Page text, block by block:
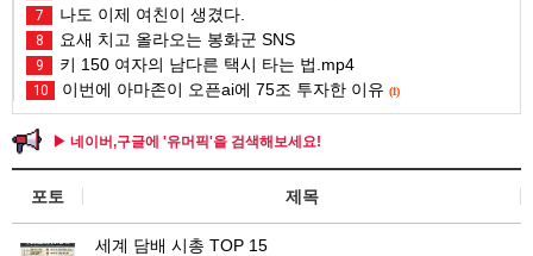
7 나도 이제 여친이 생겼다.
8 요새 치고 올라오는 봉화군 SNS
9 키 150 여자의 남다른 택시 타는 법.mp4
10 이번에 아마존이 오픈ai에 75조 투자한 이유 (1)
▶ 네이버,구글에 '유머픽'을 검색해보세요!
포토 제목
세계 담배 시총 TOP 15